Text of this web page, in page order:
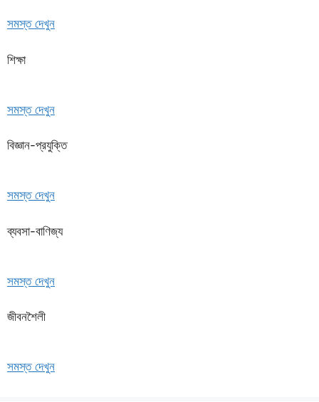
সমস্ত দেখুন
শিক্ষা
সমস্ত দেখুন
বিজ্ঞান-প্রযুক্তি
সমস্ত দেখুন
ব্যবসা-বাণিজ্য
সমস্ত দেখুন
জীবনশৈলী
সমস্ত দেখুন